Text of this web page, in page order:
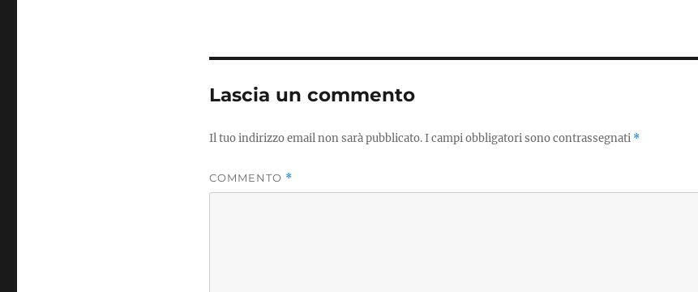
Lascia un commento
Il tuo indirizzo email non sarà pubblicato.I campi obbligatori sono contrassegnati *
COMMENTO *